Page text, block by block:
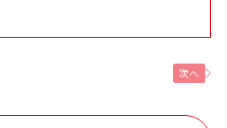
次へ